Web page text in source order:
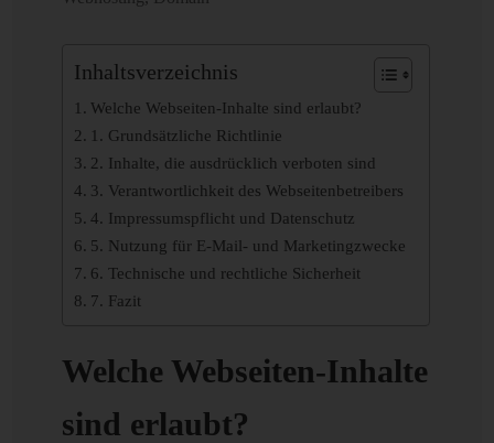
Inhaltsverzeichnis
Welche Webseiten-Inhalte sind erlaubt?
1. Grundsätzliche Richtlinie
2. Inhalte, die ausdrücklich verboten sind
3. Verantwortlichkeit des Webseitenbetreibers
4. Impressumspflicht und Datenschutz
5. Nutzung für E-Mail- und Marketingzwecke
6. Technische und rechtliche Sicherheit
7. Fazit
Welche Webseiten-Inhalte
sind erlaubt?